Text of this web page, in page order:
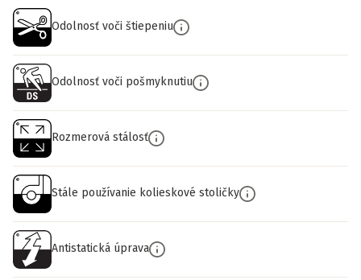
Odolnosť voči štiepeniu
Odolnosť voči pošmyknutiu
Rozmerová stálosť
Stále používanie kolieskové stoličky
Antistatická úprava